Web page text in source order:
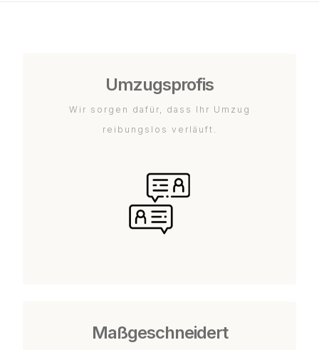
Umzugsprofis
Wir sorgen dafür, dass Ihr Umzug
reibungslos verläuft.
Maßgeschneidert